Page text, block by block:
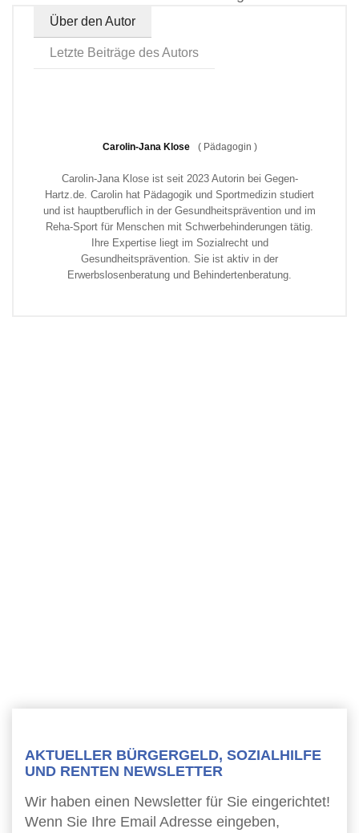
Über den Autor
Letzte Beiträge des Autors
Carolin-Jana Klose (Pädagogin )
Carolin-Jana Klose ist seit 2023 Autorin bei Gegen-
Hartz.de. Carolin hat Pädagogik und Sportmedizin studiert
und ist hauptberuflich in der Gesundheitsprävention und im
Reha-Sport für Menschen mit Schwerbehinderungen tätig.
Ihre Expertise liegt im Sozialrecht und
Gesundheitsprävention. Sie ist aktiv in der
Erwerbslosenberatung und Behindertenberatung.
AKTUELLER BÜRGERGELD, SOZIALHILFE
UND RENTEN NEWSLETTER
Wir haben einen Newsletter für Sie eingerichtet!
Wenn Sie Ihre Email Adresse eingeben,